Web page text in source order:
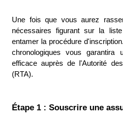
Une fois que vous aurez
nécessaires figurant sur la
entamer la procédure
chronologiques vous garantira
efficace auprès de l'Autorité
(RTA).
Étape 1 : Souscrire une